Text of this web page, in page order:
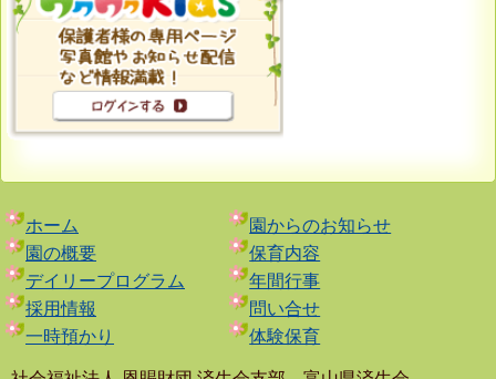
ホーム
園からのお知らせ
園の概要
保育内容
デイリープログラム
年間行事
採用情報
問い合せ
一時預かり
体験保育